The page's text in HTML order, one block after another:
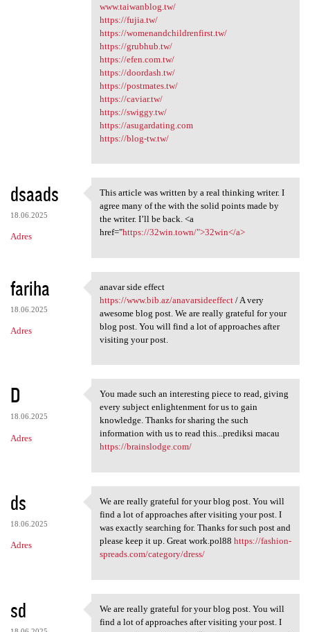
www.taiwanblog.tw/
https://fujia.tw/
https://womenandchildrenfirst.tw/
https://grubhub.tw/
https://efen.com.tw/
https://doordash.tw/
https://postmates.tw/
https://caviar.tw/
https://swiggy.tw/
https://asugardating.com
https://blog-tw.tw/
dsaads
18.06.2025
Adres
This article was written by a
This article was written by a real thinking writer. I
agree many of the with the solid points made by
the writer. I’ll be back. <a
href="https://32win.town/">32win</a>
fariha
18.06.2025
Adres
anavar side effect https:/
anavar side effect
https://www.bib.az/anavarsideeffect/ A very
awesome blog post. We are really grateful for your
blog post. You will find a lot of approaches after
visiting your post.
D
18.06.2025
Adres
You made such an interesting
You made such an interesting piece to read, giving
every subject enlightenment for us to gain
knowledge. Thanks for sharing the such
information with us to read this...prediksi macau
https://brainslodge.com/
ds
18.06.2025
Adres
We are really grateful for
We are really grateful for your blog post. You will
find a lot of approaches after visiting your post. I
was exactly searching for. Thanks for such post and
please keep it up. Great work.pol88 https://fashion-
spreads.com/category/dress/
sd We are really grateful for
We are really grateful for your blog post. You will
find a lot of approaches after visiting your post. I